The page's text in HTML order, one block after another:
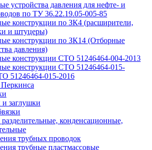
устройства давления для нефте- и
по ТУ 36.22.19.05-005-85
конструкции по ЗК4 (расширители,
и штуцеры)
конструкции по ЗК14 (Отборные
давления)
конструкции СТО 51246464-004-2013
конструкции СТО 51246464-015-
51246464-015-2016
заглушки
конденсационные,
трубных проводок
трубные пластмассовые